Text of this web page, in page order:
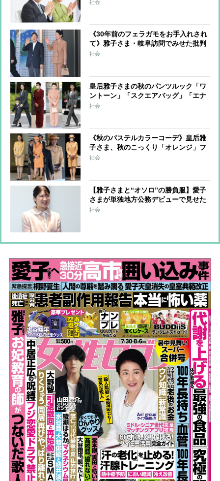
社会
《30年前のフェラガモをお手入れされ
て》雅子さま・岐阜訪問でみせた批判
乗り越え「長く、大事に、美しく」の
社会
皇后雅子さまの秋のパンツルック「ワ
ントーン」「スクエアバッグ」「エナ
メル小物」で洗練された着こなしに
社会
《秋のパステルカラーコーデ》皇后雅
子さま、秋のこっくり「オレンジ」フ
ァッションは小物使いで洗練された印
社会
【雅子さまと“オソロ”の勝負服】愛子
さまが単独地方公務デビューで見せた
両陛下への尊敬
社会